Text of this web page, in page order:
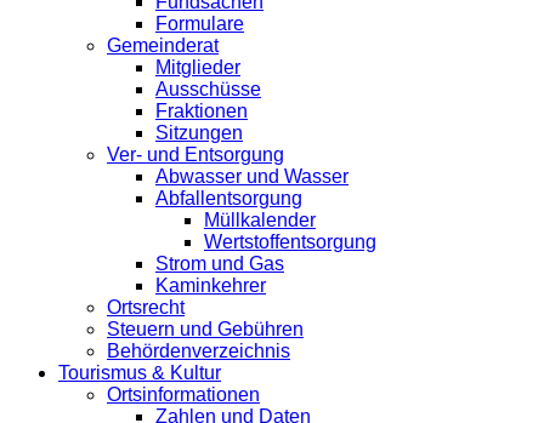
Formulare
Gemeinderat
Mitglieder
Ausschüsse
Fraktionen
Sitzungen
Ver- und Entsorgung
Abwasser und Wasser
Abfallentsorgung
Müllkalender
Wertstoffentsorgung
Strom und Gas
Kaminkehrer
Ortsrecht
Steuern und Gebühren
Behördenverzeichnis
Tourismus & Kultur
Ortsinformationen
Zahlen und Daten